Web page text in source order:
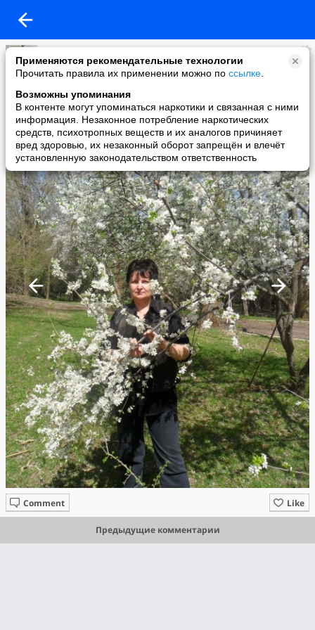
Применяются рекомендательные технологии
Прочитать правила их применении можно по ссылке
Возможны упоминания
В контенте могут упоминаться наркотики и связанная с ними
информация. Незаконное потребление наркотических
средств, психотропных веществ и их аналогов причиняет
вред здоровью, их незаконный оборот запрещён и влечёт
установленную законодательством ответственность
нет
added a photo
10 Apr в 17:17
Like
Comment
Предыдущие комментарии